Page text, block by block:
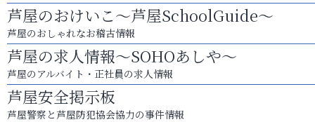
芦屋のおけいこ～芦屋SchoolGuide～
芦屋のおしゃれなお稽古情報
芦屋の求人情報～SOHOあしや～
芦屋のアルバイト・正社員の求人情報
芦屋安全掲示板
芦屋警察と芦屋防犯協会協力の事件情報